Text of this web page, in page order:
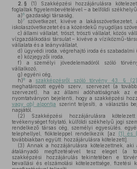
2. § (1) Szakképzési hozzájárulásra
foglaltak figyelembevételével – a belföldi székhelyű
a)6 gazdasági társaság,
b)7
szövetkezet, kivéve a lakásszövetkezetet,
iskolaszövetkezetet és a közérdekű nyugdíjas
c) állami vállalat, tröszt, tröszti vállalat, közös
vízgazdálkodási társulat – kivéve a víziközmű-
vállalata és a leányvállalat,
d) ügyvédi iroda, végrehajtó iroda és szabadalmi
e) közjegyzői iroda,
f) a személyi jövedelemadóról szóló
vállalkozó,
g) egyéni cég,
h)8 a szakképzésről szóló törvény 43. §
meghatározott egyéb szerv, szervezet (a
szervezet), ha az állami adóhatóságnak az
nyomtatványon bejelenti, hogy a szakképzési
vagy ab) alpontja
szerint teljesíti, a választás
napjától.
(2) Szakképzési hozzájárulásra
tevékenységet folytató, külföldi székhelyű jogi
rendelkező társas cég, személyi egyesülés,
telephellyel, fiókteleppel rendelkezik [az (1) és
továbbiakban együtt: hozzájárulásra kötelezett].
(3) Annak a hozzájárulásra kötelezettnek, aki
átalányadó megfizetésével tesz eleget (a
szakképzési hozzájárulás tekintetében e
bevallási és elszámolási kötelezettsége, fizetési